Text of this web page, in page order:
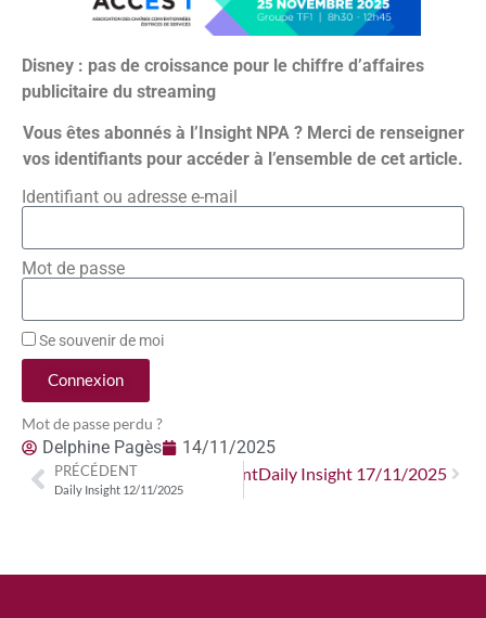
Disney : pas de croissance pour le chiffre d’affaires
publicitaire du streaming
Vous êtes abonnés à l’Insight NPA ? Merci de renseigner
vos identifiants pour accéder à l’ensemble de cet article.
Identifiant ou adresse e-mail
Mot de passe
Se souvenir de moi
Connexion
Mot de passe perdu ?
Delphine Pagès 14/11/2025
PRÉCÉDENT
Daily Insight 12/11/2025
SuivantDaily Insight 17/11/2025